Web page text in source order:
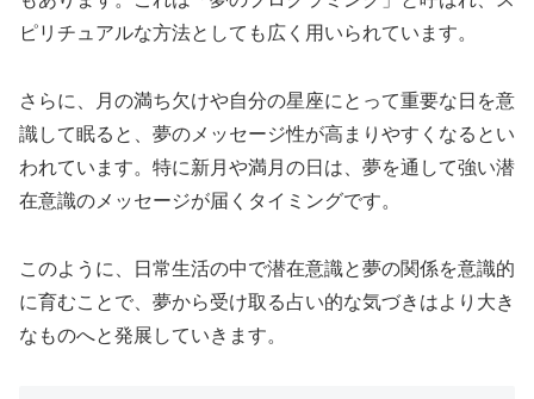
ピリチュアルな方法としても広く用いられています。
さらに、月の満ち欠けや自分の星座にとって重要な日を意
識して眠ると、夢のメッセージ性が高まりやすくなるとい
われています。特に新月や満月の日は、夢を通して強い潜
在意識のメッセージが届くタイミングです。
このように、日常生活の中で潜在意識と夢の関係を意識的
に育むことで、夢から受け取る占い的な気づきはより大き
なものへと発展していきます。